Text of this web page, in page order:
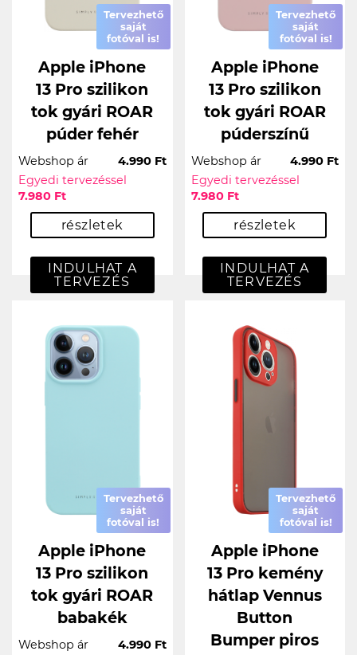
Tervezhető
saját
fotóval is!
Apple iPhone
13 Pro szilikon
tok gyári ROAR
púder fehér
Webshop ár
4.990 Ft
Egyedi tervezéssel
7.980 Ft
részletek
INDULHAT A
TERVEZÉS
Tervezhető
saját
fotóval is!
Apple iPhone
13 Pro szilikon
tok gyári ROAR
púderszínű
Webshop ár
4.990 Ft
Egyedi tervezéssel
7.980 Ft
részletek
INDULHAT A
TERVEZÉS
Tervezhető
saját
fotóval is!
Apple iPhone
13 Pro szilikon
tok gyári ROAR
babakék
Webshop ár
4.990 Ft
Tervezhető
saját
fotóval is!
Apple iPhone
13 Pro kemény
hátlap Vennus
Button
Bumper piros